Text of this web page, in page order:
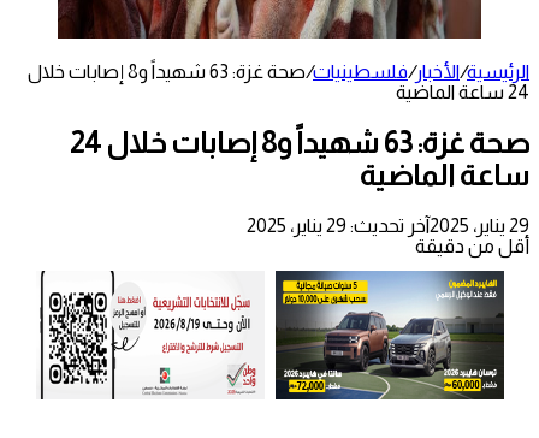
الرئيسية/الأخبار/فلسطينيات/
صحة غزة: 63 شهيداً و8 إصابات خلال
24 ساعة الماضية
صحة غزة: 63 شهيداً و8 إصابات خلال 24
ساعة الماضية
29 يناير، 2025
آخر تحديث: 29 يناير، 2025
أقل من دقيقة